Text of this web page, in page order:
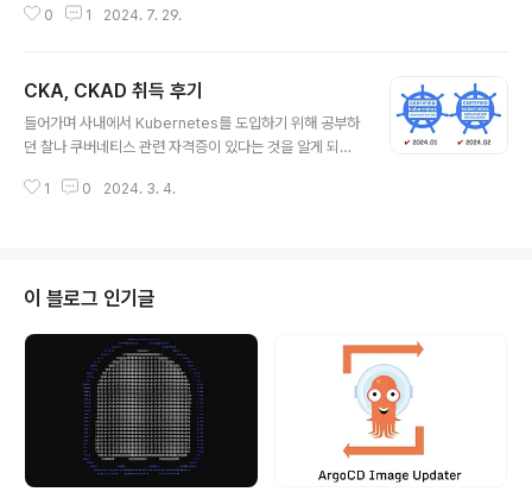
logs # Pod 명세 확인kubectl describe pod Image
이름과 태그를 확인합니다.이미지 레지스트리 자격 증명을
확인합니다.지정된 레지스트리에 이미지가 존재하는지 확
인합니다. Pending Pods설명: 파드가 "Pending" 상태
원 (CPU, 메모리)을 확인하여 충분한 용량이 있는지 확인
0 1 2024. 7. 29.
CKA, CKAD 취득 후기
들어가며 사내에서 Kubernetes를 도입하기 위해 공부하
던 찰나 쿠버네티스 관련 자격증이 있다는 것을 알게 되었
빨리 실무에 적용하기 급급했던터라 수박겉핥기 식으로 공
다. (시기로 보자면 23년 11월부터 준비를 했네요.) 23년
12월에 2번의 시험을 본 후 연달아 불합격했고 24년 1월
에 한 번 더 결제를 하여 2번을 보아 합격했습니다!(총 4번
을 보았네요…) 그리고 바로 2주 뒤 45% 설날 세일때 이
때다 싶어 CKAD까지 1번의 불합격에 이어 결국 합격을
했습니다..! ..
1 0 2024. 3. 4.
이 블로그 인기글